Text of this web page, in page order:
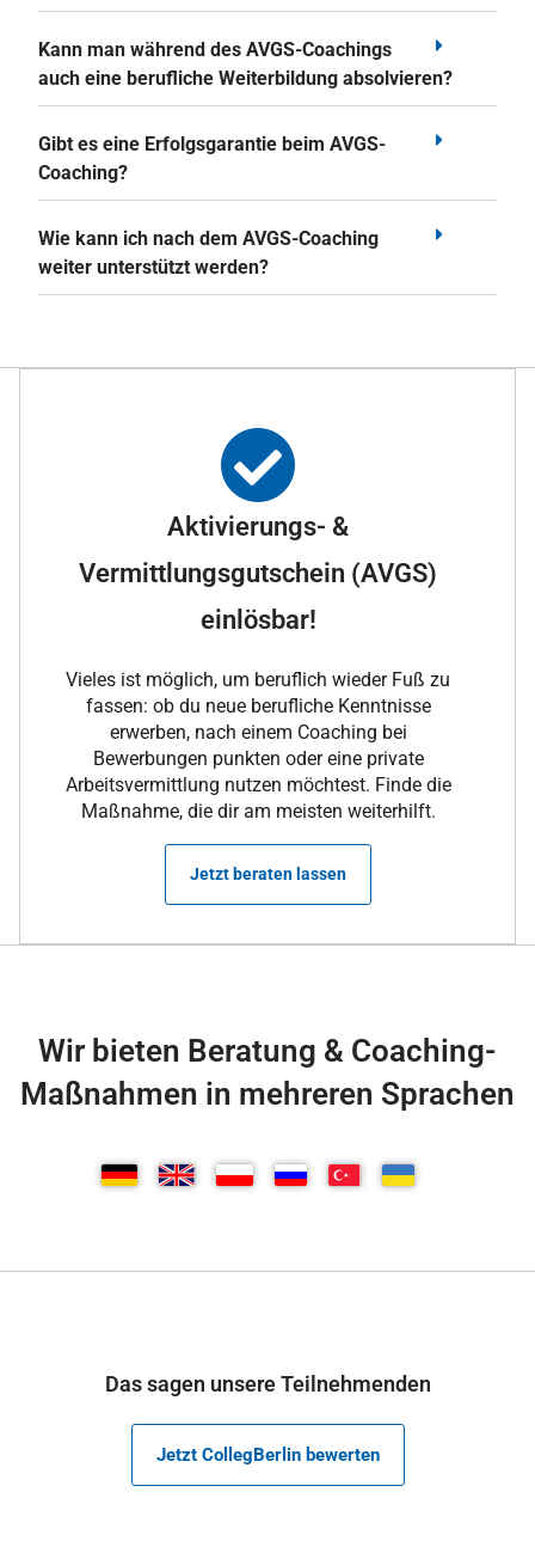
Kann man während des AVGS-Coachings
auch eine berufliche Weiterbildung absolvieren?
Gibt es eine Erfolgsgarantie beim AVGS-
Coaching?
Wie kann ich nach dem AVGS-Coaching
weiter unterstützt werden?
Aktivierungs- &
Vermittlungsgutschein (AVGS)
einlösbar!
Vieles ist möglich, um beruflich wieder Fuß zu
fassen: ob du neue berufliche Kenntnisse
erwerben, nach einem Coaching bei
Bewerbungen punkten oder eine private
Arbeitsvermittlung nutzen möchtest. Finde die
Maßnahme, die dir am meisten weiterhilft.
Jetzt beraten lassen
Wir bieten Beratung & Coaching-
Maßnahmen in mehreren Sprachen
Das sagen unsere Teilnehmenden
Jetzt CollegBerlin bewerten